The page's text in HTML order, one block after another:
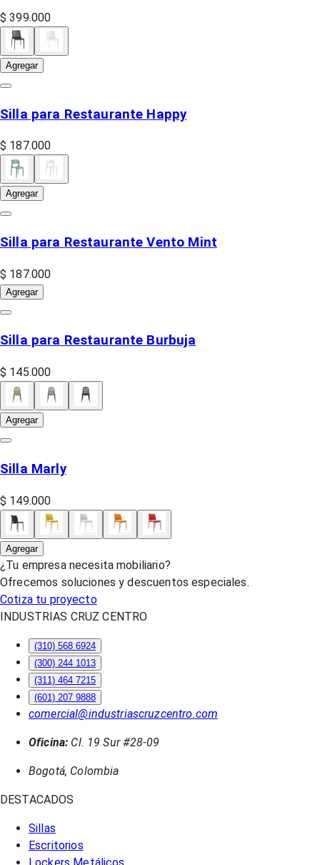
$ 399.000
Agregar
Silla para Restaurante Happy
$ 187.000
Agregar
Silla para Restaurante Vento Mint
$ 187.000
Agregar
Silla para Restaurante Burbuja
$ 145.000
Agregar
Silla Marly
$ 149.000
Agregar
¿Tu empresa necesita mobiliario?
Ofrecemos soluciones y descuentos especiales.
Cotiza tu proyecto
INDUSTRIAS CRUZ CENTRO
(310) 568 6924
(300) 244 1013
(311) 464 7215
(601) 207 9888
comercial@industriascruzcentro.com
Oficina: Cl. 19 Sur #28-09
Bogotá, Colombia
DESTACADOS
Sillas
Escritorios
Lockers Metálicos